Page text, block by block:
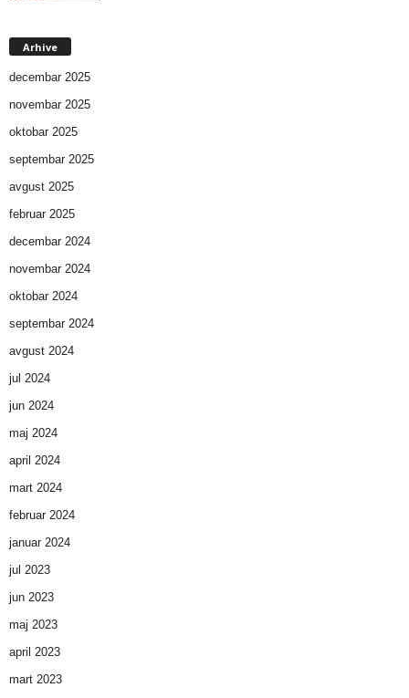
Arhive
decembar 2025
novembar 2025
oktobar 2025
septembar 2025
avgust 2025
februar 2025
decembar 2024
novembar 2024
oktobar 2024
septembar 2024
avgust 2024
jul 2024
jun 2024
maj 2024
april 2024
mart 2024
februar 2024
januar 2024
jul 2023
jun 2023
maj 2023
april 2023
mart 2023